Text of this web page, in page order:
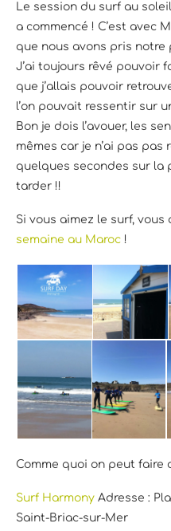
Le session du surf au
a commencé ! C’est avec
que nous avons pris notre
J’ai toujours rêvé pouvoir
que j’allais pouvoir
l’on pouvait ressentir sur
Bon je dois l’avouer, les
mêmes car je n’ai pas
quelques secondes sur la
tarder !!
Si vous aimez le surf,
semaine au Maroc !
Comme quoi on peut faire
Surf Harmony Adresse :
Saint-Briac-sur-Mer